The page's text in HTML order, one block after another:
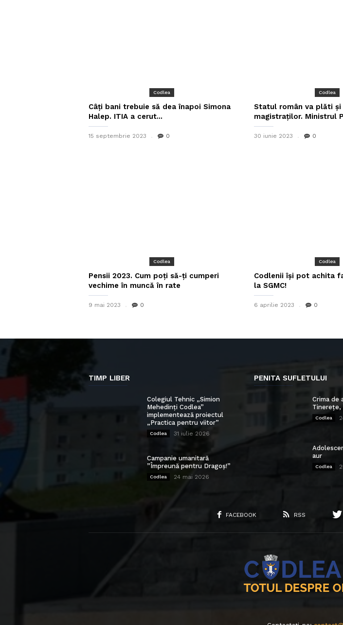
Codlea
Câţi bani trebuie să dea înapoi Simona
Halep. ITIA a cerut...
15 septembrie 2023 0
Codlea
Statul român va plăti și
magistraților. Ministrul
30 iunie 2023 0
Codlea
Pensii 2023. Cum poţi să-ţi cumperi
vechime în muncă în rate
9 mai 2023 0
Codlea
Codlenii își pot achita
la SGMC!
6 aprilie 2023 0
TIMP LIBER
Colegiul Tehnic „Simion
Mehedinți Codlea”
implementează proiectul
„Practica pentru viitor”
Codlea 31 iulie 2026
Campanie umanitară
”Împreună pentru Dragoș!”
Codlea 24 mai 2026
PENITA SUFLETULUI
Crima de
Tinerețe,
Codlea
aur
Codlea
FACEBOOK RSS